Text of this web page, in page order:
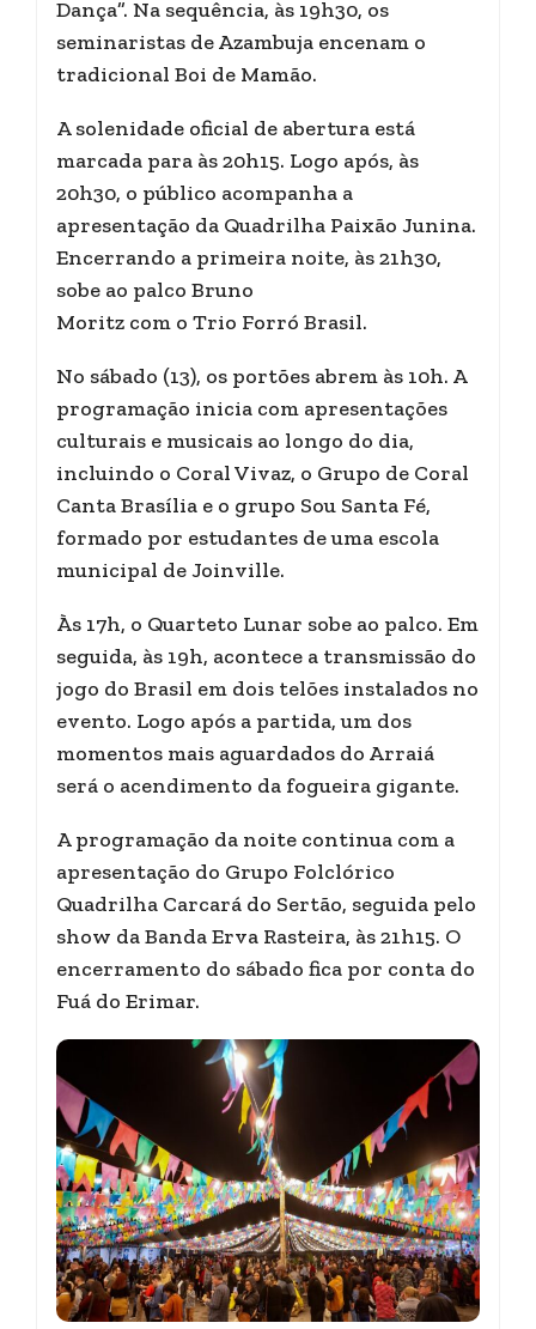
Dança”. Na sequência, às 19h30, os
seminaristas de Azambuja encenam o
tradicional Boi de Mamão.
A solenidade oficial de abertura está
marcada para às 20h15. Logo após, às
20h30, o público acompanha a
apresentação da Quadrilha Paixão Junina.
Encerrando a primeira noite, às 21h30,
sobe ao palco Bruno
Moritz com o Trio Forró Brasil.
No sábado (13), os portões abrem às 10h. A
programação inicia com apresentações
culturais e musicais ao longo do dia,
incluindo o Coral Vivaz, o Grupo de Coral
Canta Brasília e o grupo Sou Santa Fé,
formado por estudantes de uma escola
municipal de Joinville.
Às 17h, o Quarteto Lunar sobe ao palco. Em
seguida, às 19h, acontece a transmissão do
jogo do Brasil em dois telões instalados no
evento. Logo após a partida, um dos
momentos mais aguardados do Arraiá
será o acendimento da fogueira gigante.
A programação da noite continua com a
apresentação do Grupo Folclórico
Quadrilha Carcará do Sertão, seguida pelo
show da Banda Erva Rasteira, às 21h15. O
encerramento do sábado fica por conta do
Fuá do Erimar.